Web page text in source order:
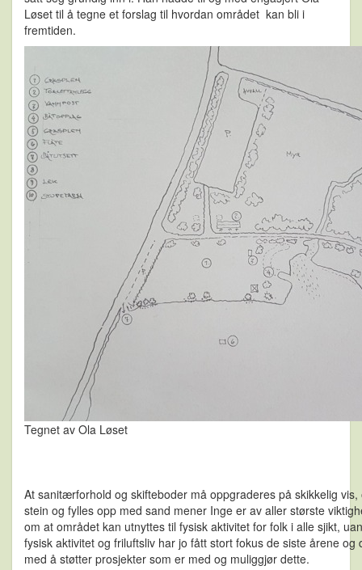
Løset til å tegne et forslag til hvordan området kan bli i
fremtiden.
Tegnet av Ola Løset
At sanitærforhold og skifteboder må oppgraderes på skikkelig
stein og fylles opp med sand mener Inge er av aller største
om at området kan utnyttes til fysisk aktivitet for folk i alle sjikt,
fysisk aktivitet og friluftsliv har jo fått stort fokus de siste årene
med å støtter prosjekter som er med og muliggjør dette.